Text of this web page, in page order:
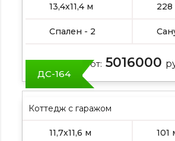
13,4х11,4 м 228
Спален - 2
Цена от: 5016000
ДС-164
Коттедж с гаражом
11,7х11,6 м 101